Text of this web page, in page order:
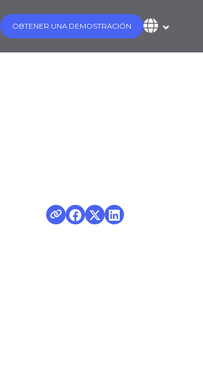
OBTENER UNA DEMOSTRACIÓN